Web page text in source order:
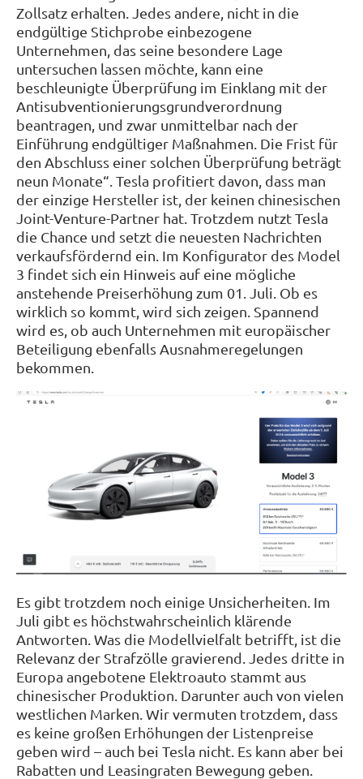
Zollsatz erhalten. Jedes andere, nicht in die
endgültige Stichprobe einbezogene
Unternehmen, das seine besondere Lage
untersuchen lassen möchte, kann eine
beschleunigte Überprüfung im Einklang mit der
Antisubventionierungsgrundverordnung
beantragen, und zwar unmittelbar nach der
Einführung endgültiger Maßnahmen. Die Frist für
den Abschluss einer solchen Überprüfung beträgt
neun Monate“. Tesla profitiert davon, dass man
der einzige Hersteller ist, der keinen chinesischen
Joint-Venture-Partner hat. Trotzdem nutzt Tesla
die Chance und setzt die neuesten Nachrichten
verkaufsfördernd ein. Im Konfigurator des Model
3 findet sich ein Hinweis auf eine mögliche
anstehende Preiserhöhung zum 01. Juli. Ob es
wirklich so kommt, wird sich zeigen. Spannend
wird es, ob auch Unternehmen mit europäischer
Beteiligung ebenfalls Ausnahmeregelungen
bekommen.
Es gibt trotzdem noch einige Unsicherheiten. Im
Juli gibt es höchstwahrscheinlich klärende
Antworten. Was die Modellvielfalt betrifft, ist die
Relevanz der Strafzölle gravierend. Jedes dritte in
Europa angebotene Elektroauto stammt aus
chinesischer Produktion. Darunter auch von vielen
westlichen Marken. Wir vermuten trotzdem, dass
es keine großen Erhöhungen der Listenpreise
geben wird – auch bei Tesla nicht. Es kann aber bei
Rabatten und Leasingraten Bewegung geben.